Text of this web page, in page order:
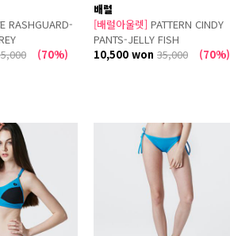
RASHGUARD-
(70%)
배럴
[배럴아울렛] PATTERN CINDY
PANTS-JELLY FISH
10,500 won 35,000 (70%)